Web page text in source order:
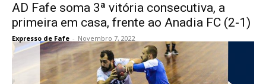
AD Fafe soma 3ª vitória consecutiva, a
primeira em casa, frente ao Anadia FC (2-1)
Expresso de Fafe - Novembro 7, 2022